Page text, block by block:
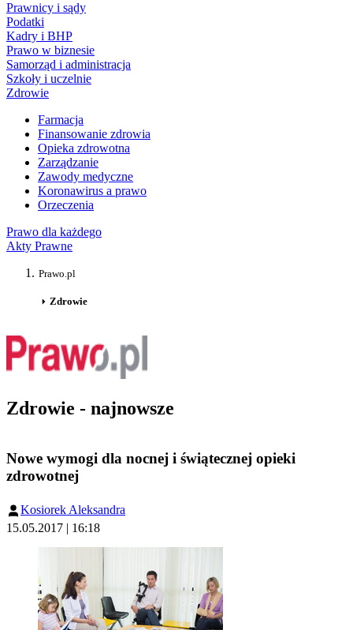
Prawnicy i sądy
Podatki
Kadry i BHP
Prawo w biznesie
Samorząd i administracja
Szkoły i uczelnie
Zdrowie
Farmacja
Finansowanie zdrowia
Opieka zdrowotna
Zarządzanie
Zawody medyczne
Koronawirus a prawo
Orzeczenia
Prawo dla każdego
Akty Prawne
Prawo.pl
Zdrowie
Zdrowie - najnowsze
Nowe wymogi dla nocnej i świątecznej opieki
zdrowotnej
Kosiorek Aleksandra
15.05.2017 | 16:18